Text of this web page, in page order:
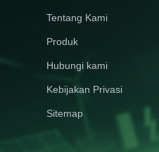
Tentang Kami
Produk
Hubungi kami
Kebijakan Privasi
Sitemap